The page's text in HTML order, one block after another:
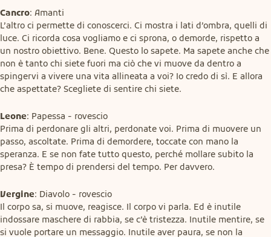
Cancro: Amanti
L’altro ci permette di conoscerci. Ci mostra i lati d’ombra, quelli di
luce. Ci ricorda cosa vogliamo e ci sprona, o demorde, rispetto a
un nostro obiettivo. Bene. Questo lo sapete. Ma sapete anche che
non è tanto chi siete fuori ma ciò che vi muove da dentro a
spingervi a vivere una vita allineata a voi? Io credo di sì. E allora
che aspettate? Scegliete di sentire chi siete.
Leone: Papessa - rovescio
Prima di perdonare gli altri, perdonate voi. Prima di muovere un
passo, ascoltate. Prima di demordere, toccate con mano la
speranza. E se non fate tutto questo, perché mollare subito la
presa? È tempo di prendersi del tempo. Per davvero.
Vergine: Diavolo - rovescio
Il corpo sa, si muove, reagisce. Il corpo vi parla. Ed è inutile
indossare maschere di rabbia, se c’è tristezza. Inutile mentire, se
si vuole portare un messaggio. Inutile aver paura, se non la